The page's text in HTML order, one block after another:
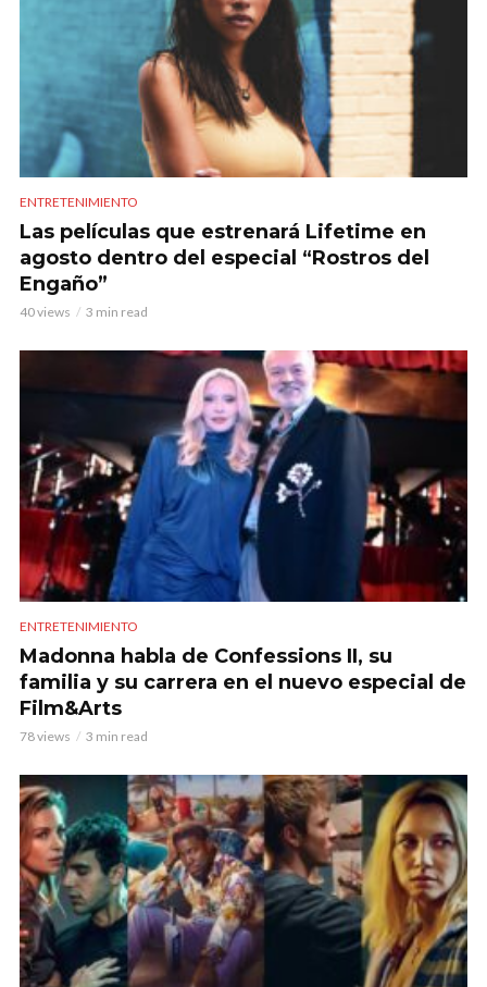
ENTRETENIMIENTO
Las películas que estrenará Lifetime en
agosto dentro del especial “Rostros del
Engaño”
40 views 3 min read
ENTRETENIMIENTO
Madonna habla de Confessions II, su
familia y su carrera en el nuevo especial de
Film&Arts
78 views 3 min read